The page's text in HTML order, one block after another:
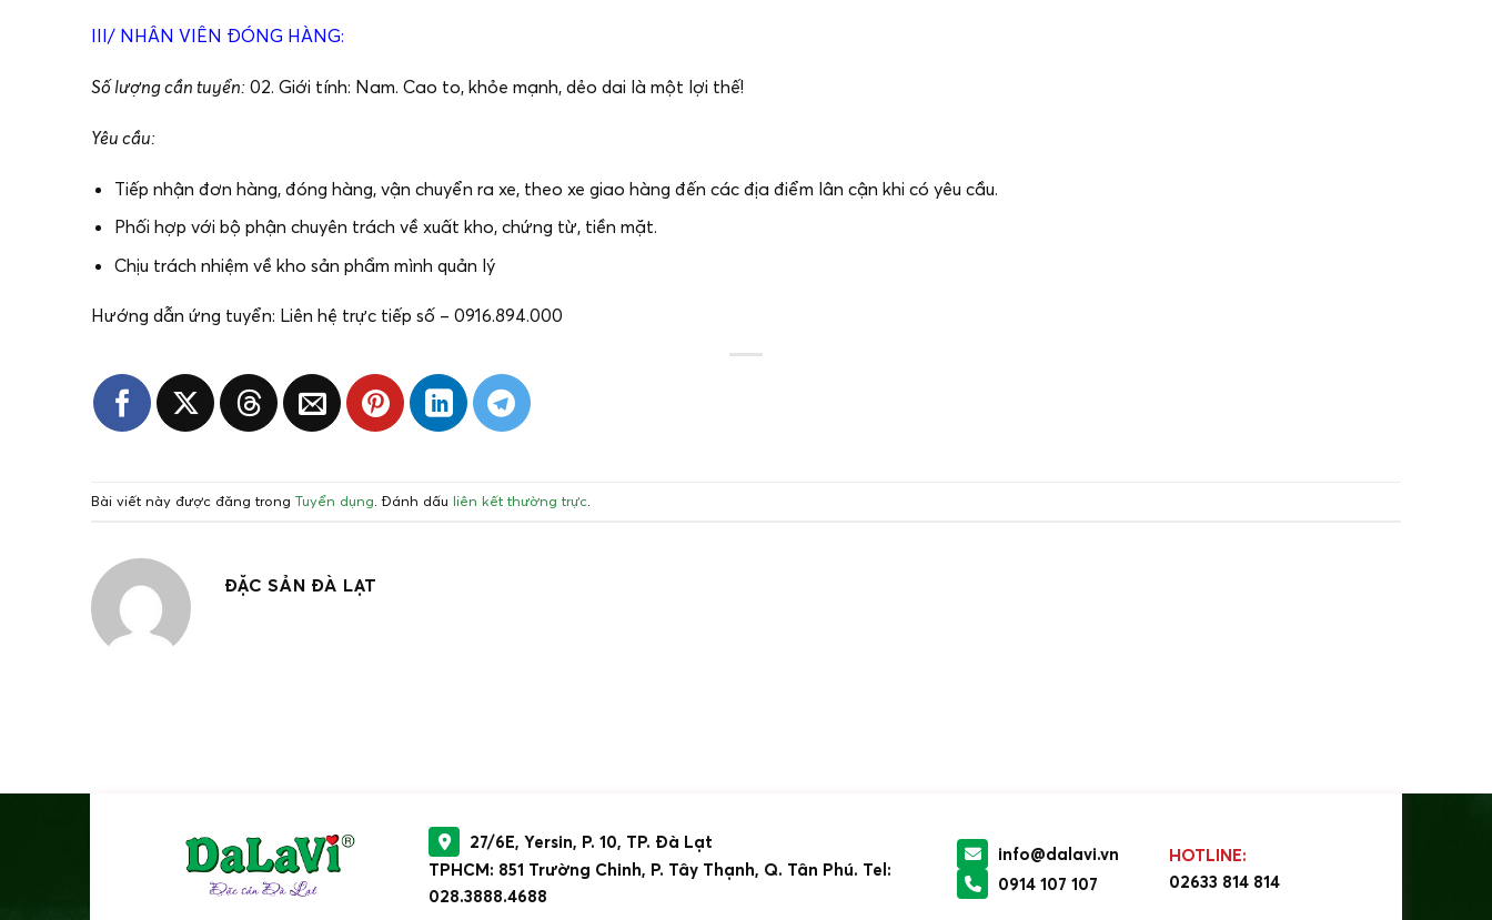
III/ NHÂN VIÊN ĐÓNG HÀNG:
Số lượng cần tuyển: 02. Giới tính: Nam. Cao to, khỏe mạnh, dẻo dai là một lợi thế!
Yêu cầu:
Tiếp nhận đơn hàng, đóng hàng, vận chuyển ra xe, theo xe giao hàng đến các địa điểm lân cận khi có yêu cầu.
Phối hợp với bộ phận chuyên trách về xuất kho, chứng từ, tiền mặt.
Chịu trách nhiệm về kho sản phẩm mình quản lý
Hướng dẫn ứng tuyển: Liên hệ trực tiếp số – 0916.894.000
Bài viết này được đăng trong Tuyển dụng. Đánh dấu liên kết thường trực.
ĐẶC SẢN ĐÀ LẠT
27/6E, Yersin, P. 10, TP. Đà Lạt
TPHCM: 851 Trường Chinh, P. Tây Thạnh, Q. Tân Phú. Tel:
028.3888.4688
info@dalavi.vn
0914 107 107
HOTLINE:
02633 814 814